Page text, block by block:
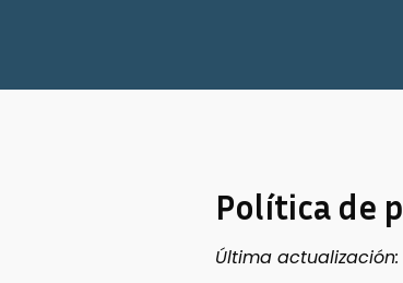
Política de
Última